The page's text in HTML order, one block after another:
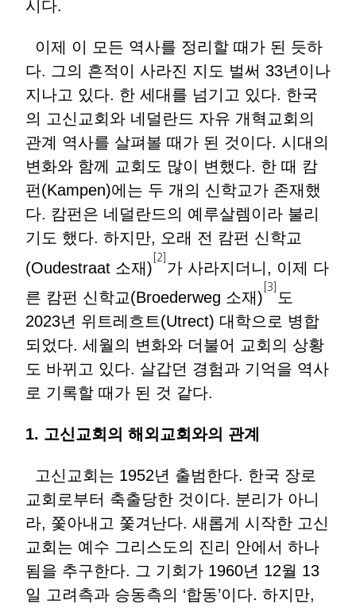
시다.
이제 이 모든 역사를 정리할 때가 된 듯하
다. 그의 흔적이 사라진 지도 벌써 33년이나
지나고 있다. 한 세대를 넘기고 있다. 한국
의 고신교회와 네덜란드 자유 개혁교회의
관계 역사를 살펴볼 때가 된 것이다. 시대의
변화와 함께 교회도 많이 변했다. 한 때 캄
펀(Kampen)에는 두 개의 신학교가 존재했
다. 캄펀은 네덜란드의 예루살렘이라 불리
기도 했다. 하지만, 오래 전 캄펀 신학교
(Oudestraat 소재)
[2]
가 사라지더니, 이제 다
른 캄펀 신학교(Broederweg 소재)
[3]
도
2023년 위트레흐트(Utrect) 대학으로 병합
되었다. 세월의 변화와 더불어 교회의 상황
도 바뀌고 있다. 살갑던 경험과 기억을 역사
로 기록할 때가 된 것 같다.
1. 고신교회의 해외교회와의 관계
고신교회는 1952년 출범한다. 한국 장로
교회로부터 축출당한 것이다. 분리가 아니
라, 쫓아내고 쫓겨난다. 새롭게 시작한 고신
교회는 예수 그리스도의 진리 안에서 하나
됨을 추구한다. 그 기회가 1960년 12월 13
일 고려측과 승동측의 ‘합동’이다. 하지만,